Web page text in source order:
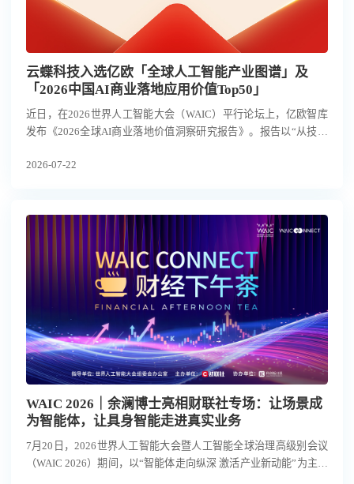
云蝶科技入选亿欧「全球人工智能产业图谱」及
「2026中国AI商业落地应用价值Top50」
近日，在2026世界人工智能大会（WAIC）平行论坛上，亿欧智库
发布《2026全球AI商业落地价值洞察研究报告》。报告以“从技术
局、AI商业落地场景与应用价值展开研究，并发布「全球人工智能
2026-07-22
WAIC 2026｜余澜博士亮相财联社专场：让场景成
为智能体，让具身智能走进真实业务
7月20日，2026世界人工智能大会暨人工智能全球治理高级别会议
（WAIC 2026）期间，以“智能体走向纵深 激活产业新动能”为主题